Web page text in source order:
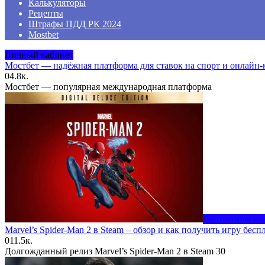
Калькуляторы
Рецепты
Штрафы ПДД РК 2024
Mostbet
Личный кабинет
Мостбет — надёжная платформа для ставок на спорт и онлайн-
04.8к.
Мостбет — популярная международная платформа
Бесплатные
Marvel’s Spider-Man 2 в Steam – обзор и как получить игру
011.5к.
Долгожданный релиз Marvel’s Spider-Man 2 в Steam 30